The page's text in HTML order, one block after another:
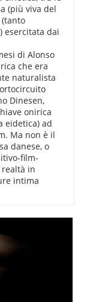
(più viva del
(tanto
esercitata dai
di Alonso
che era
naturalista
Dinesen,
onirica
eidetica) ad
Ma non è il
danese, o
film-
in
intima